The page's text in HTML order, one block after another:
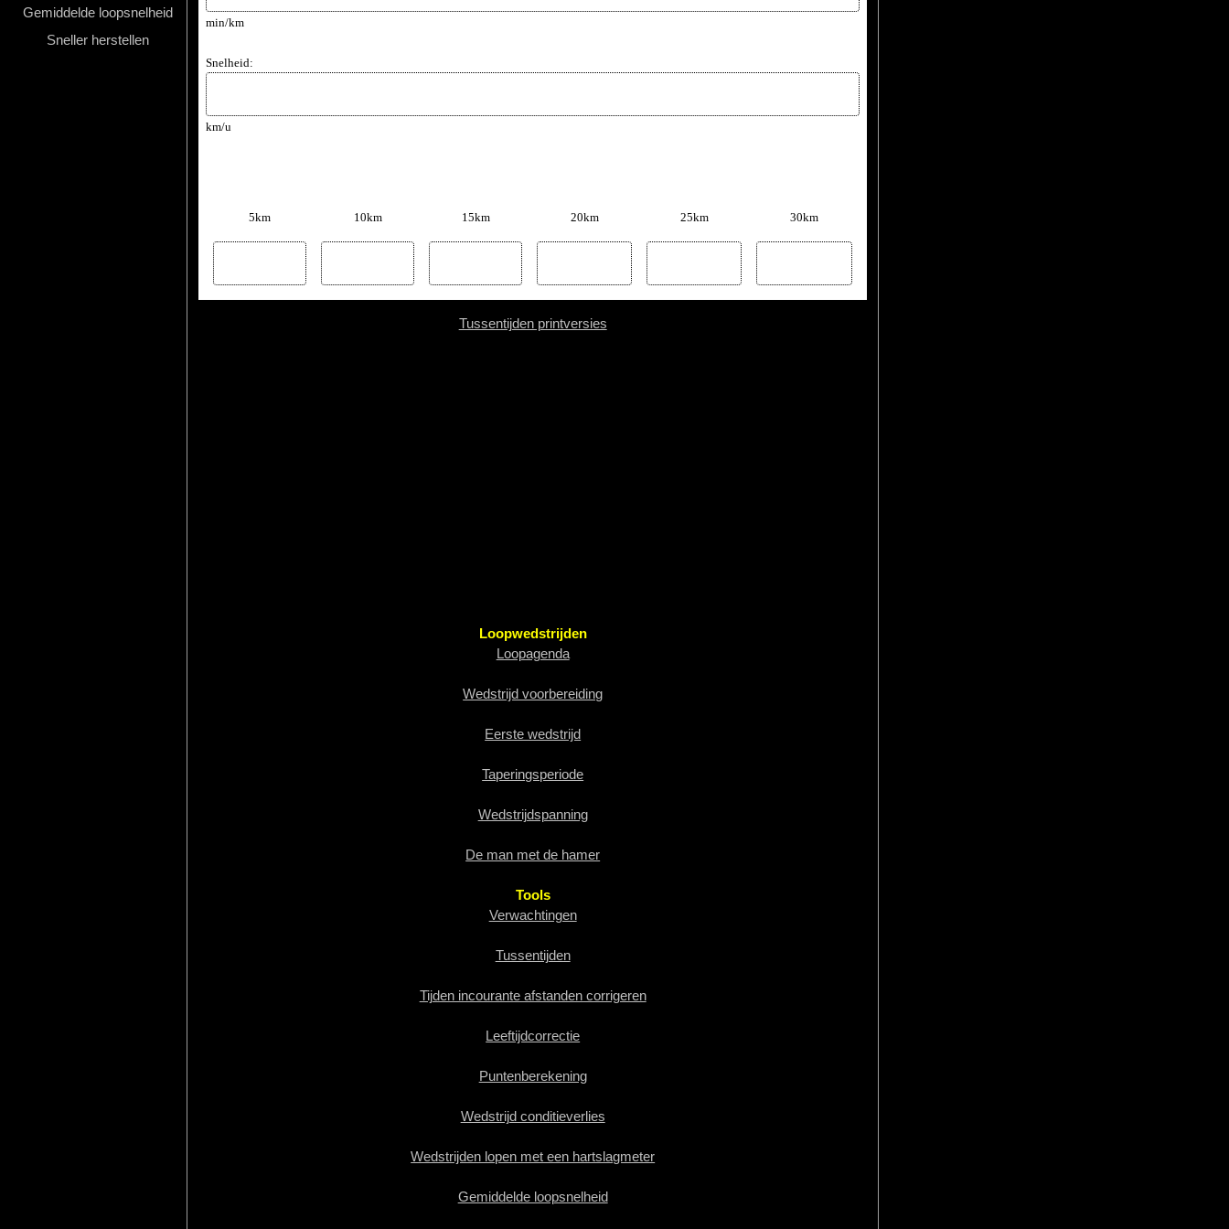
Gemiddelde loopsnelheid
Sneller herstellen
Hardlopen
min/km
Snelheid:
km/u
5km 10km 15km 20km 25km 30km
Tussentijden printversies
Loopwedstrijden
Loopagenda
Wedstrijd voorbereiding
Eerste wedstrijd
Taperingsperiode
Wedstrijdspanning
De man met de hamer
Tools
Verwachtingen
Tussentijden
Tijden incourante afstanden corrigeren
Leeftijdcorrectie
Puntenberekening
Wedstrijd conditieverlies
Wedstrijden lopen met een hartslagmeter
Gemiddelde loopsnelheid